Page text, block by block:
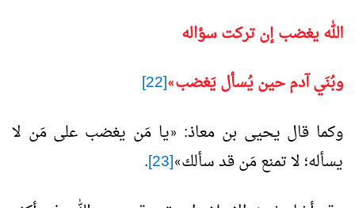
الله يغضب إن تركت سؤاله
وبُنَي آدم حين يُسأل يَغضب»
[22]
وكما قال يحيى بن معاذ: «يا مَن يغضب على مَن لا
يسأله؛ لا تمنع مَن قد سألك»
[23]
.